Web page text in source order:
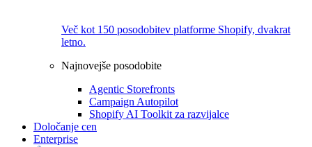
Več kot 150 posodobitev platforme Shopify, dvakrat
letno.
Najnovejše posodobite
Agentic Storefronts
Campaign Autopilot
Shopify AI Toolkit za razvijalce
Določanje cen
Enterprise